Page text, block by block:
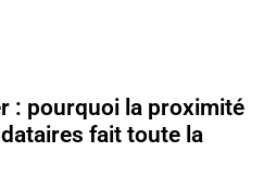
: pourquoi la proximité
fait toute la